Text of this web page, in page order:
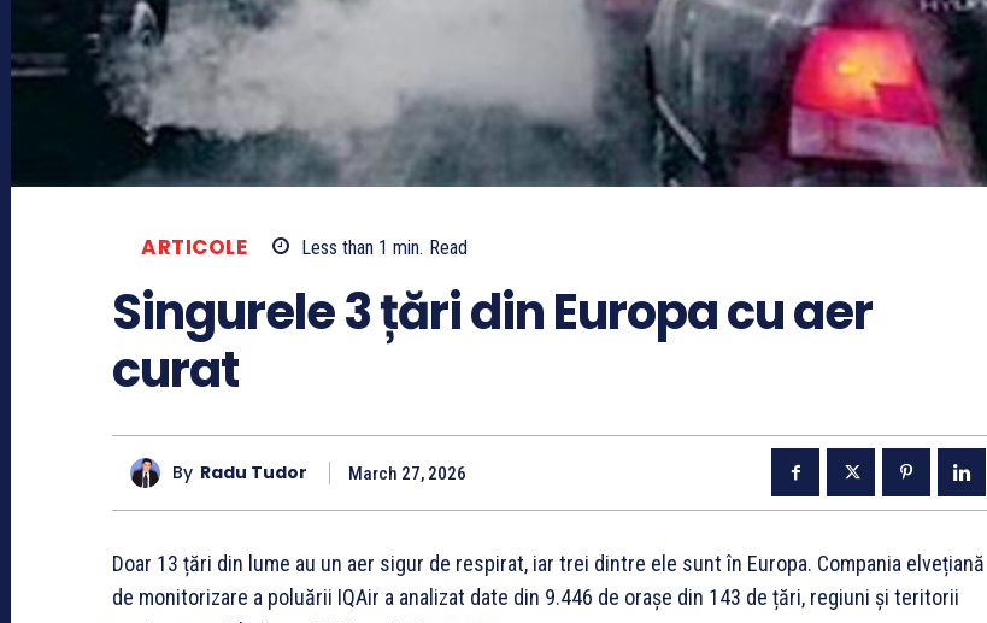
ARTICOLE Less than 1 min. Read
Singurele 3 țări din Europa cu aer
curat
By Radu Tudor March 27, 2026
Doar 13 țări din lume au un aer sigur de respirat, iar trei dintre ele sunt în Europa. Compania elvețiană
de monitorizare a poluării IQAir a analizat date din 9.446 de orașe din 143 de țări, regiuni și teritorii